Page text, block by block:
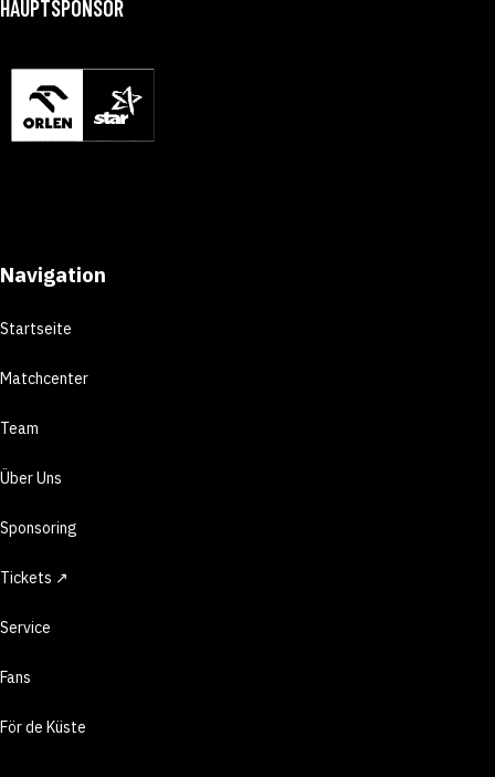
HAUPTSPONSOR
Navigation
Startseite
Matchcenter
Team
Über Uns
Sponsoring
Tickets ↗
Service
Fans
För de Küste